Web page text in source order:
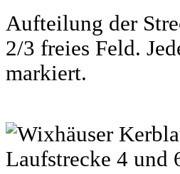
Aufteilung der
2/3 freies Feld.
markiert.